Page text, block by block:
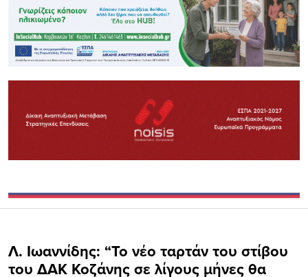
Λ. Ιωαννίδης: “Το νέο ταρτάν του στίβου
του ΔΑΚ Κοζάνης σε λίγους μήνες θα